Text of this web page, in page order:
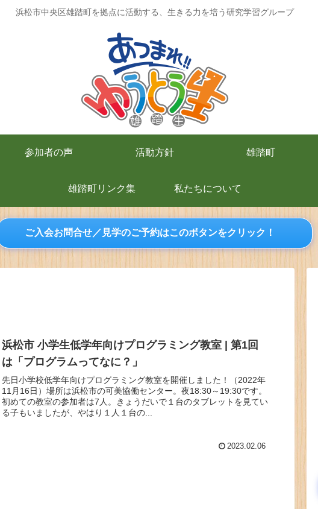
浜松市中央区雄踏町を拠点に活動する、生きる力を培う研究学習グループ
参加者の声 活動方針 雄踏町
雄踏町リンク集 私たちについて
ご入会お問合せ／見学のご予約はこのボタンをクリック！
浜松市 小学生低学年向けプログラミング教室 | 第1回
は「プログラムってなに？」
先日小学校低学年向けプログラミング教室を開催しました！（2022年
11月16日）場所は浜松市の可美協働センター。夜18:30～19:30です。
初めての教室の参加者は7人。きょうだいで１台のタブレットを見てい
る子もいましたが、やはり１人１台の...
2023.02.06